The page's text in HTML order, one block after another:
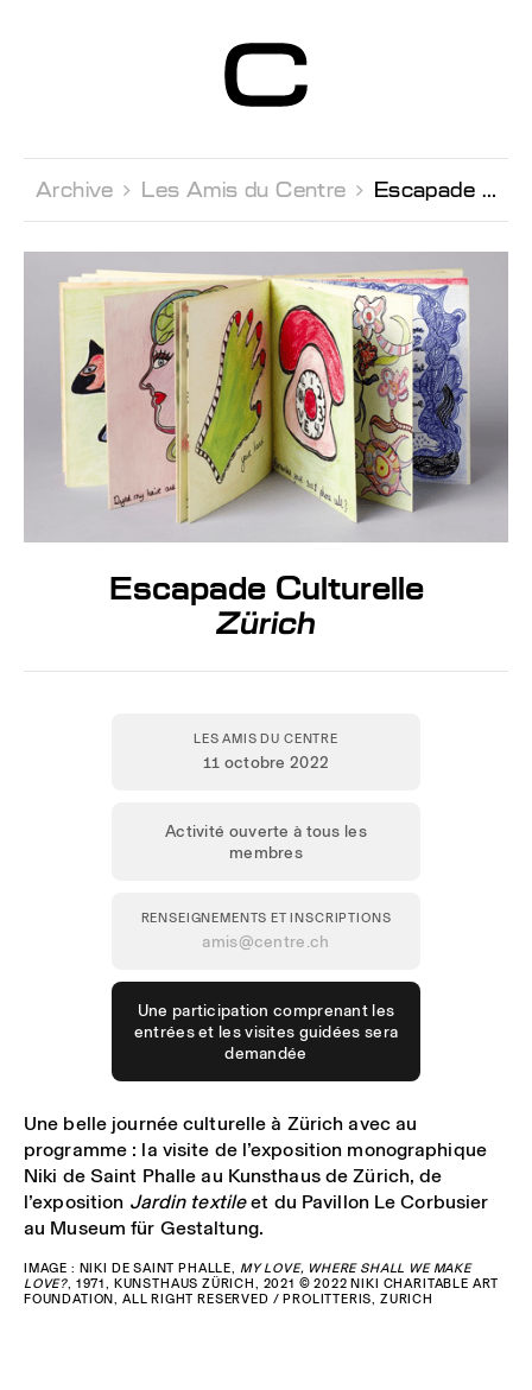
Contemporain
Genève
Archive  Les Amis du Centre  Escapade Culturelle
Escapade Culturelle
Zürich
LES AMIS DU CENTRE
11 octobre 2022
Activité ouverte à tous les
membres
RENSEIGNEMENTS ET INSCRIPTIONS
amis@centre.ch
Une participation comprenant les
entrées et les visites guidées sera
demandée
Une belle journée culturelle à Zürich avec au
programme : la visite de l’exposition monographique
Niki de Saint Phalle au Kunsthaus de Zürich, de
l’exposition Jardin textileet du Pavillon Le Corbusier
au Museum für Gestaltung.
IMAGE : NIKI DE SAINT PHALLE, MY LOVE, WHERE SHALL WE MAKE
LOVE?, 1971, KUNSTHAUS ZÜRICH, 2021 © 2022 NIKI CHARITABLE ART
FOUNDATION, ALL RIGHT RESERVED / PROLITTERIS, ZURICH